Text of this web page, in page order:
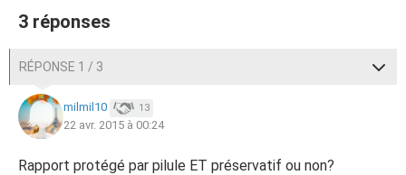
3 réponses
RÉPONSE 1 / 3
milmil10 13
22 avr. 2015 à 00:24
Rapport protégé par pilule ET préservatif ou non?